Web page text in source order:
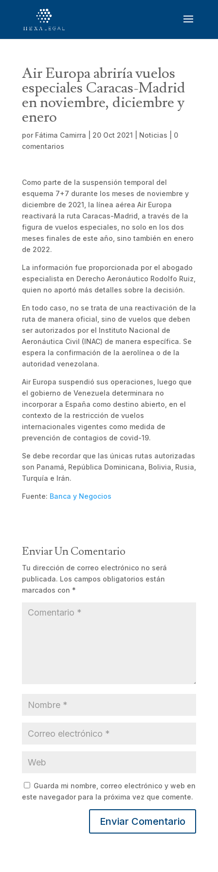
Air Europa abriría vuelos
especiales Caracas-Madrid
en noviembre, diciembre y
enero
por Fátima Camirra 20 Oct 2021 Noticias
0
comentarios
Como parte de la suspensión temporal del
esquema 7+7 durante los meses de noviembre y
diciembre de 2021, la línea aérea Air Europa
reactivará la ruta Caracas-Madrid, a través de la
figura de vuelos especiales, no solo en los dos
meses finales de este año, sino también en enero
de 2022.
La información fue proporcionada por el abogado
especialista en Derecho Aeronáutico Rodolfo Ruiz,
quien no aportó más detalles sobre la decisión.
En todo caso, no se trata de una reactivación de la
ruta de manera oficial, sino de vuelos que deben
ser autorizados por el Instituto Nacional de
Aeronáutica Civil (INAC) de manera específica. Se
espera la confirmación de la aerolínea o de la
autoridad venezolana.
Air Europa suspendió sus operaciones, luego que
el gobierno de Venezuela determinara no
incorporar a España como destino abierto, en el
contexto de la restricción de vuelos
internacionales vigentes como medida de
prevención de contagios de covid-19.
Se debe recordar que las únicas rutas autorizadas
son Panamá, República Dominicana, Bolivia, Rusia,
Turquía e Irán.
Fuente: Banca y Negocios
Enviar Un Comentario
Tu dirección de correo electrónico no será
publicada. Los campos obligatorios están
marcados con *
Guarda mi nombre, correo electrónico y web en
este navegador para la próxima vez que comente.